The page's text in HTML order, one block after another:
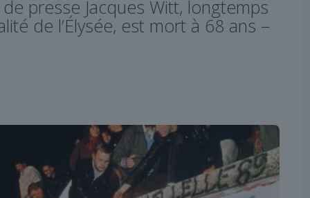
presse Jacques Witt, longtemps
de l’Élysée, est mort à 68 ans –